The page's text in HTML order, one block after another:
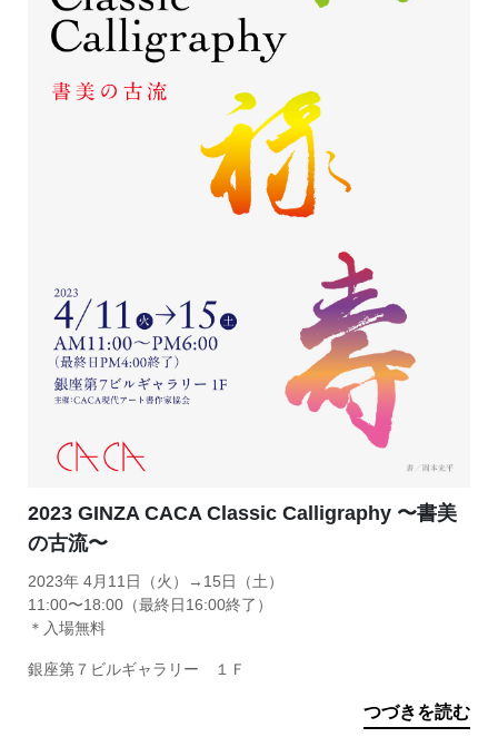
2023 GINZA CACA Classic Calligraphy 〜書美
の古流〜
2023年 4月11日（火）→15日（土）
11:00〜18:00（最終日16:00終了）
＊入場無料
銀座第７ビルギャラリー １Ｆ
つづきを読む